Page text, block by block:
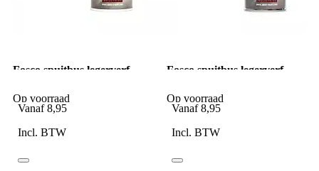
Fosco spuitbus legerverf
Op voorraad
Vanaf 8,95
Incl. BTW
Fosco spuitbus legerverf
(mat)
Op voorraad
Vanaf 8,95
Incl. BTW